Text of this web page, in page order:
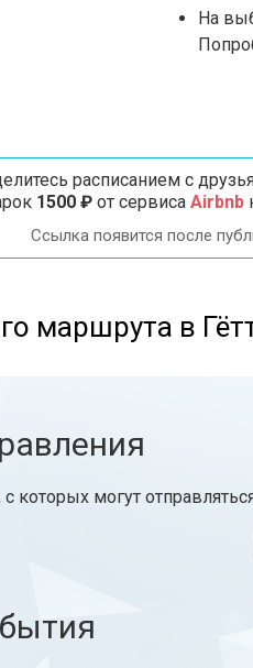
На
расписанием с
1500 ₽от сервиса Airbnb
Ссылка появится после
маршрута в
которых могут